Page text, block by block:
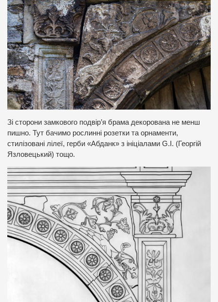
Зі сторони замкового подвір’я брама декорована не менш
пишно. Тут бачимо рослинні розетки та орнаменти,
стилізовані лілеї, герби «Абданк» з ініціалами G.I. (Георгій
Язловецький) тощо.